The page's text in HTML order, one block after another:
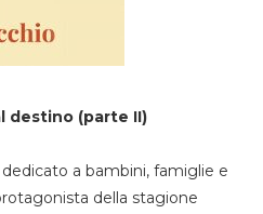
destino (parte II)
a bambini, famiglie e
della stagione